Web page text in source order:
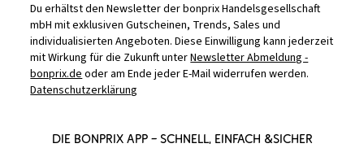
Du erhältst den Newsletter der bonprix Handelsgesellschaft
mbH mit exklusiven Gutscheinen, Trends, Sales und
individualisierten Angeboten. Diese Einwilligung kann jederzeit
mit Wirkung für die Zukunft unterNewsletter Abmeldung -
bonprix.deoder am Ende jeder E-Mail widerrufen werden.
Datenschutzerklärung
DIE BONPRIX APP – SCHNELL, EINFACH &SICHER